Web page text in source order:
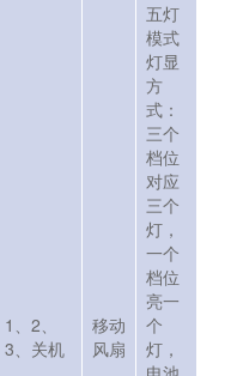
1、2、
3、关机
移动
风扇
五灯
模式
灯显
方
式：
三个
档位
对应
三个
灯，
一个
档位
亮一
个
灯，